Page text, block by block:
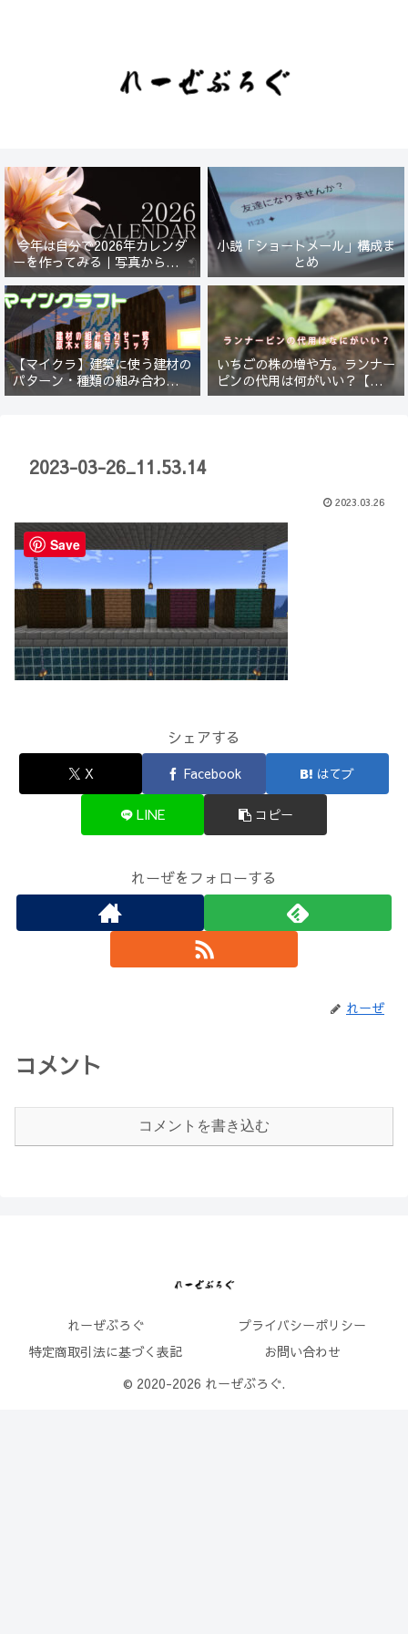
今年は自分で2026年カレンダ
ーを作ってみる｜写真から始ま
る小さなプロジェクト【一灯
花】
小説「ショートメール」構成ま
とめ
【マイクラ】建築に使う建材の
パターン・種類の組み合わせ一
覧！原木×彩釉テラコッタ編
いちごの株の増や方。ランナー
ピンの代用は何がいい？【５年
放置したイチゴは復活するの
2023-03-26_11.53.14
2023.03.26
シェアする
X Facebook はてブ
LINE コピー
れーぜをフォローする
れーぜ
コメント
コメントを書き込む
れーぜぶろぐ
プライバシーポリシー
特定商取引法に基づく表記
お問い合わせ
© 2020-2026 れーぜぶろぐ.
Save